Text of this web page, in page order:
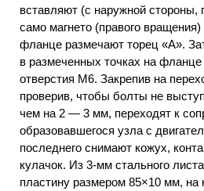
вставляют (с наружной стороны,
само магнето (правого вращения)
фланце размечают торец «А».
в размеченных точках на
отверстия М6. Закрепив на
проверив, чтобы болты не
чем на 2 — 3 мм, переходят к
образовавшегося узла с
последнего снимают кожух,
кулачок. Из 3-мм стального
пластину размером 85×10 мм, на